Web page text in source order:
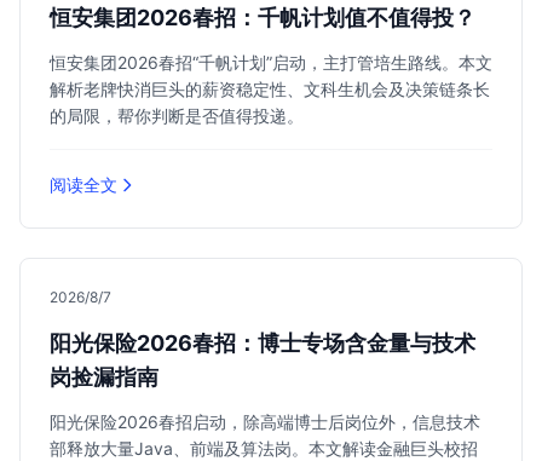
恒安集团2026春招：千帆计划值不值得投？
恒安集团2026春招“千帆计划”启动，主打管培生路线。本文
解析老牌快消巨头的薪资稳定性、文科生机会及决策链条长
的局限，帮你判断是否值得投递。
阅读全文
2026/8/7
阳光保险2026春招：博士专场含金量与技术
岗捡漏指南
阳光保险2026春招启动，除高端博士后岗位外，信息技术
部释放大量Java、前端及算法岗。本文解读金融巨头校招